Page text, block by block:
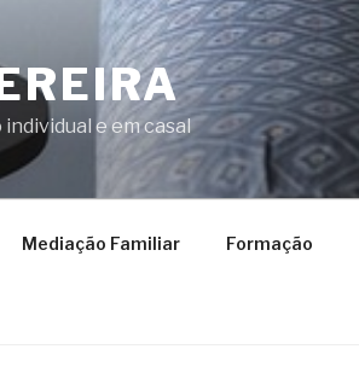
e em casal
Mediação Familiar Formação